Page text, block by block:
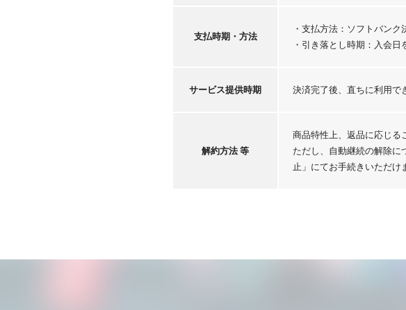
支払時期・ 方法
・支払方法：ソフトバンク
・引き落とし時期：入会
サービス提供時期 決済完了後、直ちに利用で
解約方法 等
商品特性上、返品に応じる
ただし、自動継続の解除
止」にてお手続きいただけ